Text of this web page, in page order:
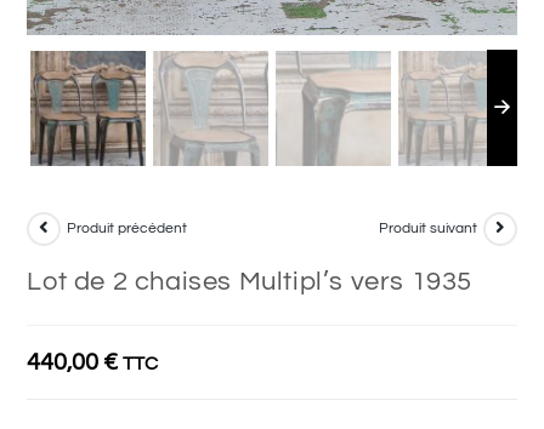
Produit précédent Produit suivant
Lot de 2 chaises Multipl’s vers 1935
440,00 € TTC